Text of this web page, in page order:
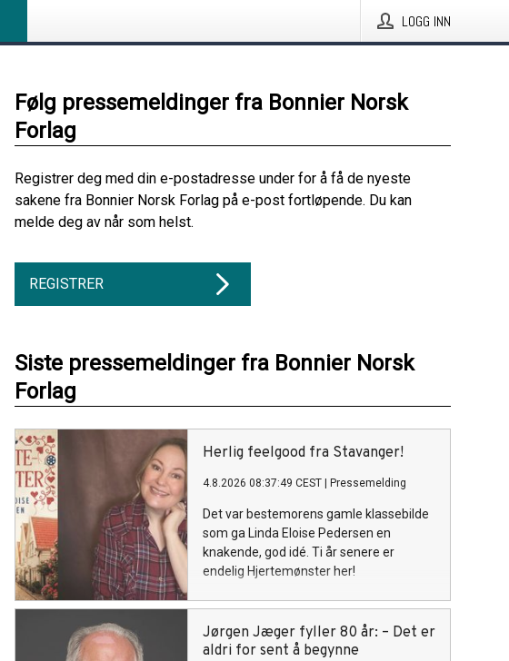
LOGG INN
Følg pressemeldinger fra Bonnier Norsk
Forlag
Registrer deg med din e-postadresse under for å få de nyeste
sakene fra Bonnier Norsk Forlag på e-post fortløpende. Du kan
melde deg av når som helst.
REGISTRER
Siste pressemeldinger fra Bonnier Norsk
Forlag
Herlig feelgood fra Stavanger!
4.8.2026 08:37:49 CEST Pressemelding
Det var bestemorens gamle klassebilde
som ga Linda Eloise Pedersen en
knakende, god idé. Ti år senere er
endelig Hjertemønster her!
Jørgen Jæger fyller 80 år: – Det er
aldri for sent å begynne